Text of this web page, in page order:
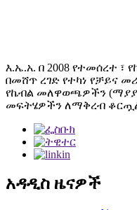
እ.ኤ.አ. በ 2008 የተመሰረተ
በመሸጥ ረገድ የተካነ የቻይና
የኬብል መለዋወጫዎችን
መፍትሄዎችን ለማቅረብ
አዳዲስ ዜናዎች